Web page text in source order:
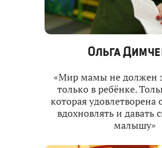
Ольга
«Мир мамы не должен
только в ребёнке.
которая удовлетворена
вдохновлять и давать
малышу»